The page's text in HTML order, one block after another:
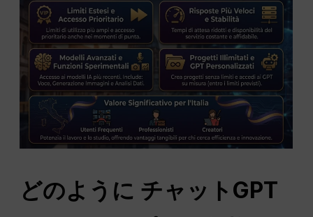
どのように チャットGPT